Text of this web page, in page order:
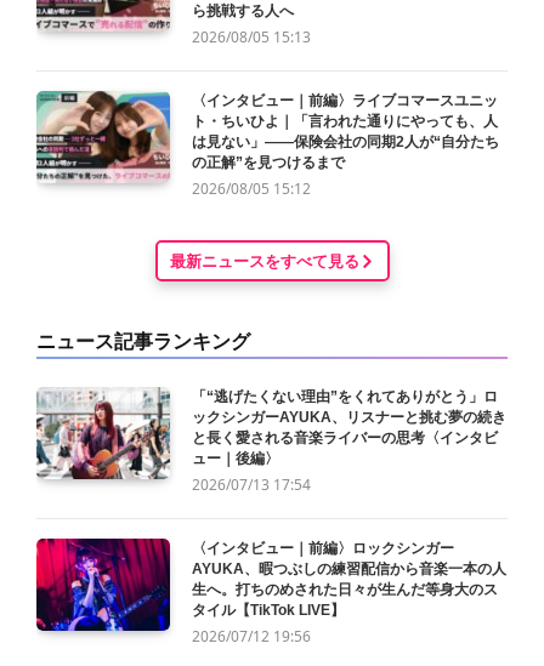
ら挑戦する人へ
2026/08/05 15:13
〈インタビュー｜前編〉ライブコマースユニッ
ト・ちいひよ｜「言われた通りにやっても、人
は見ない」——保険会社の同期2人が“自分たち
の正解”を見つけるまで
2026/08/05 15:12
最新ニュースをすべて見る
ニュース記事ランキング
「“逃げたくない理由”をくれてありがとう」ロ
ックシンガーAYUKA、リスナーと挑む夢の続き
と長く愛される音楽ライバーの思考〈インタビ
ュー｜後編〉
2026/07/13 17:54
〈インタビュー｜前編〉ロックシンガー
AYUKA、暇つぶしの練習配信から音楽一本の人
生へ。打ちのめされた日々が生んだ等身大のス
タイル【TikTok LIVE】
2026/07/12 19:56